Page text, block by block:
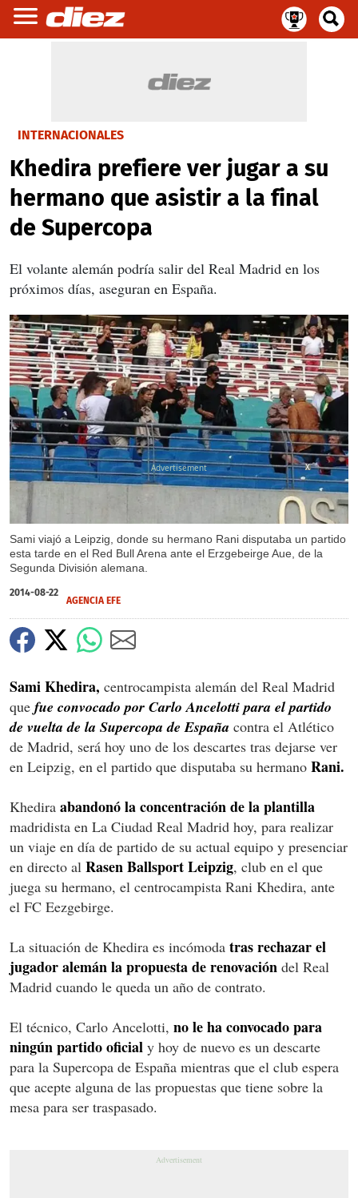
INTERNACIONALES
Khedira prefiere ver jugar a su
hermano que asistir a la final
de Supercopa
El volante alemán podría salir del Real Madrid en los
próximos días, aseguran en España.
Sami viajó a Leipzig, donde su hermano Rani disputaba un partido
esta tarde en el Red Bull Arena ante el Erzgebeirge Aue, de la
Segunda División alemana.
X
2014-08-22
AGENCIA EFE
Sami Khedira, centrocampista alemán del Real Madrid
que fue convocado por Carlo Ancelotti para el partido
de vuelta de la Supercopa de España contra el Atlético
de Madrid, será hoy uno de los descartes tras dejarse ver
en Leipzig, en el partido que disputaba su hermano Rani.
Khedira abandonó la concentración de la plantilla
madridista en La Ciudad Real Madrid hoy, para realizar
un viaje en día de partido de su actual equipo y presenciar
en directo al Rasen Ballsport Leipzig, club en el que
juega su hermano, el centrocampista Rani Khedira, ante
el FC Eezgebirge.
La situación de Khedira es incómoda tras rechazar el
jugador alemán la propuesta de renovación del Real
Madrid cuando le queda un año de contrato.
El técnico, Carlo Ancelotti, no le ha convocado para
ningún partido oficial y hoy de nuevo es un descarte
para la Supercopa de España mientras que el club espera
que acepte alguna de las propuestas que tiene sobre la
mesa para ser traspasado.